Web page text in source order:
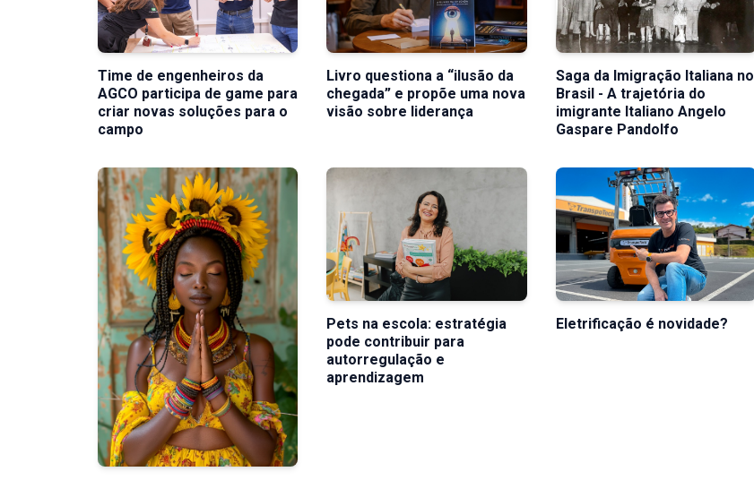
Time de engenheiros da
AGCO participa de game para
criar novas soluções para o
campo
Livro questiona a “ilusão da
chegada” e propõe uma nova
visão sobre liderança
Saga da Imigração Italiana no
Brasil - A trajetória do
imigrante Italiano Angelo
Gaspare Pandolfo
Pets na escola: estratégia
pode contribuir para
autorregulação e
aprendizagem
Eletrificação é novidade?